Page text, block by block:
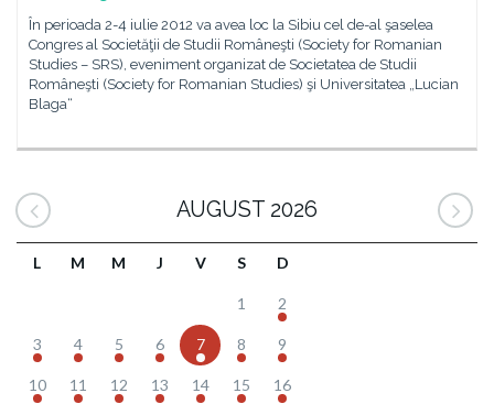
În perioada 2-4 iulie 2012 va avea loc la Sibiu cel de-al şaselea
Congres al Societăţii de Studii Româneşti (Society for Romanian
Studies – SRS), eveniment organizat de Societatea de Studii
Româneşti (Society for Romanian Studies) şi Universitatea „Lucian
Blaga“
AUGUST 2026
L M M J V S D
1 2
3 4 5 6 7 8 9
10 11 12 13 14 15 16